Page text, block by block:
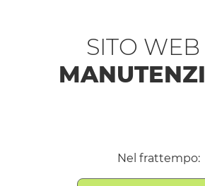
SITO WEB
Nel frattempo: